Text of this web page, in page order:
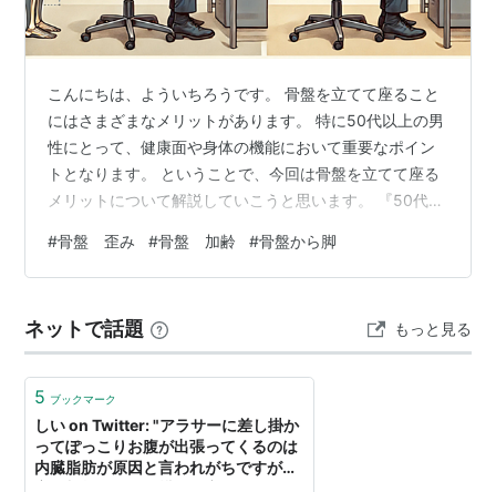
こんにちは、よういちろうです。 骨盤を立てて座ること
にはさまざまなメリットがあります。 特に50代以上の男
性にとって、健康面や身体の機能において重要なポイン
トとなります。 ということで、今回は骨盤を立てて座る
メリットについて解説していこうと思います。 『50代男
減 疲労感の軽減 内臓機能の向上 体幹の強化 スタイル改
善 骨盤を立てるための具体的なエクササイズ 腰痛の予防
い姿勢を保つことにより、腰椎への負担が軽減され、こ
れが腰痛の予防や改善につながります。 特にデスクワー
#骨盤 歪み #骨盤 加齢 #骨盤から脚
ネットで話題 もっと見る
5 ブックマーク
しい on Twitter: "アラサーに差し掛か
ってぽっこりお腹が出張ってくるのは
内臓脂肪が原因と言われがちですが、